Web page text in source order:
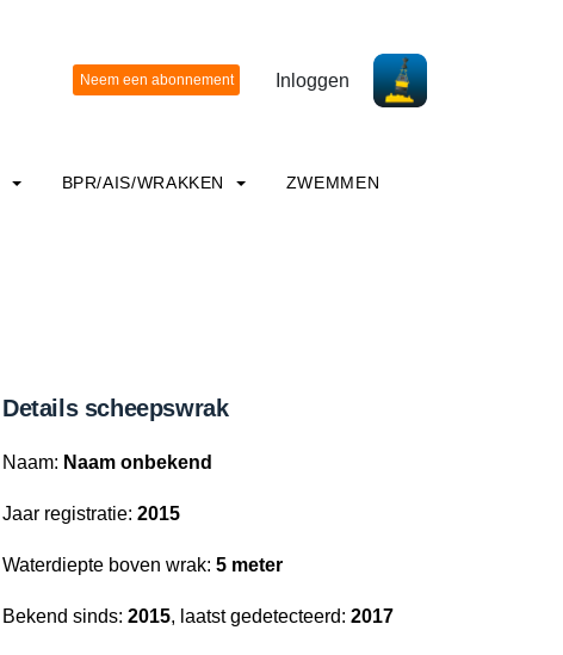
Inloggen
BPR/AIS/WRAKKEN ZWEMMEN
Details scheepswrak
Naam: Naam onbekend
Jaar registratie: 2015
Waterdiepte boven wrak: 5 meter
Bekend sinds: 2015, laatst gedetecteerd: 2017